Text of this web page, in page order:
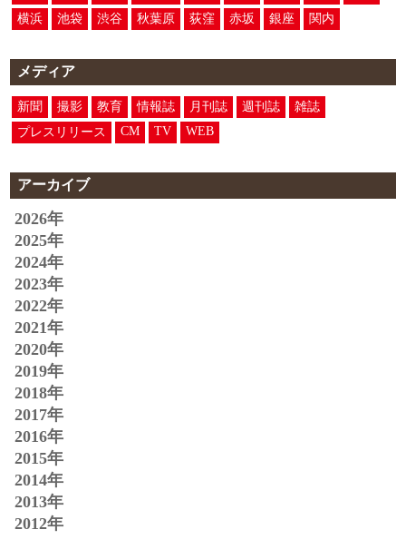
横浜
池袋 渋谷 秋葉原 荻窪 赤坂 銀座 関内
メディア
新聞 撮影 教育 情報誌 月刊誌 週刊誌
雑誌
プレスリリース
CM TV WEB
アーカイブ
2026年
2025年
2024年
2023年
2022年
2021年
2020年
2019年
2018年
2017年
2016年
2015年
2014年
2013年
2012年